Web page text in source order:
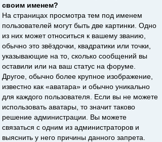
своим именем?
На страницах просмотра тем под именем
пользователей могут быть две картинки. Одно
из них может относиться к вашему званию,
обычно это звёздочки, квадратики или точки,
указывающие на то, сколько сообщений вы
оставили или на ваш статус на форуме.
Другое, обычно более крупное изображение,
известно как «аватара» и обычно уникально
для каждого пользователя. Если вы не можете
использовать аватары, то значит таково
решение администрации. Вы можете
связаться с одним из администраторов и
выяснить у него причины данного запрета.